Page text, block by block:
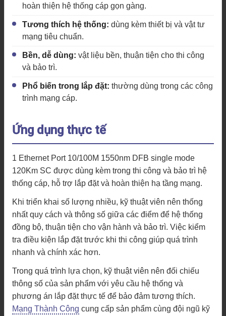
hoàn thiện hệ thống cáp gọn gàng.
Tương thích hệ thống: dùng kèm thiết bị và vật tư
mạng tiêu chuẩn.
Bền, dễ dùng: vật liệu bền, thuận tiện cho thi công
và bảo trì.
Phổ biến trong lắp đặt: thường dùng trong các công
trình mạng cáp.
Ứng dụng thực tế
1 Ethernet Port 10/100M 1550nm DFB single mode
120Km SC được dùng kèm trong thi công và bảo trì hệ
thống cáp, hỗ trợ lắp đặt và hoàn thiện hạ tầng mạng.
Khi triển khai số lượng nhiều, kỹ thuật viên nên thống
nhất quy cách và thông số giữa các điểm để hệ thống
đồng bộ, thuận tiện cho vận hành và bảo trì. Việc kiểm
tra điều kiện lắp đặt trước khi thi công giúp quá trình
nhanh và chính xác hơn.
Trong quá trình lựa chọn, kỹ thuật viên nên đối chiếu
thông số của sản phẩm với yêu cầu hệ thống và
phương án lắp đặt thực tế để bảo đảm tương thích.
Mạng Thành Công cung cấp sản phẩm cùng đội ngũ kỹ